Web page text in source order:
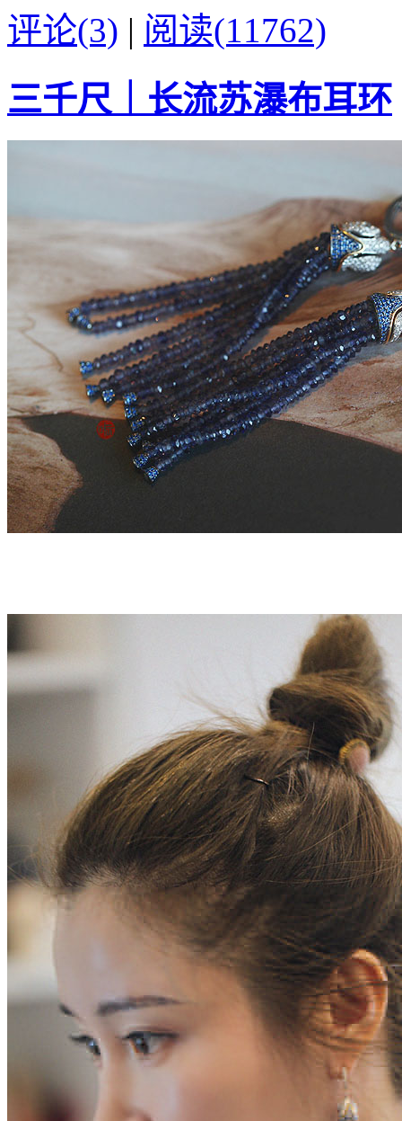
评论(3) | 阅读(11762)
三千尺｜长流苏瀑布耳环